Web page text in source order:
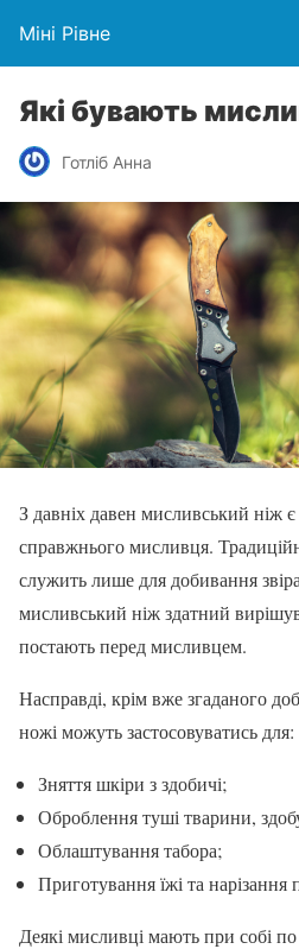
Міні Рівне
Які бувають
Готліб Анна
З давніх давен мисливський ніж
справжнього мисливця.
служить лише для добивання
мисливський ніж здатний
постають перед мисливцем.
Насправді, крім вже згаданого
ножі можуть застосовуватись для:
Зняття шкіри з здобичі;
Оброблення туші тварини,
Облаштування табора;
Приготування їжі та нарізання
Деякі мисливці мають при собі